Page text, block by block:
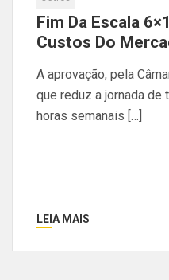
Fim Da Escala
Custos Do
A aprovação, pela
que reduz a jornada de
horas semanais […]
LEIA MAIS